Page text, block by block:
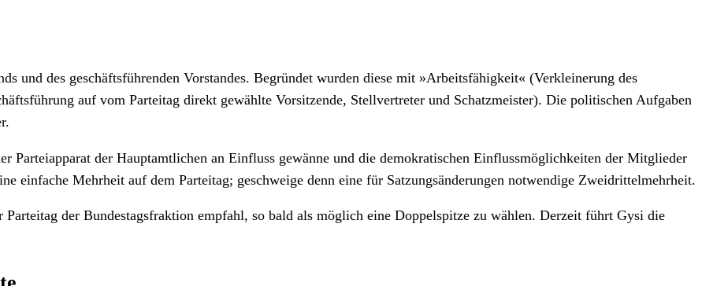
und des geschäftsführenden Vorstandes. Begründet wurden diese mit »Arbeitsfähigkeit« (Verkleinerung des
auf vom Parteitag direkt gewählte Vorsitzende, Stellvertreter und Schatzmeister). Die politischen Aufgaben
Parteiapparat der Hauptamtlichen an Einfluss gewänne und die demokratischen Einflussmöglichkeiten der Mitglieder
einfache Mehrheit auf dem Parteitag; geschweige denn eine für Satzungsänderungen notwendige Zweidrittelmehrheit.
Parteitag der Bundestagsfraktion empfahl, so bald als möglich eine Doppelspitze zu wählen. Derzeit führt Gysi die